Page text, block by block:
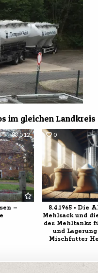
im gleichen
512
–
0
8.4.1965 • Die
Mehlsack und
des Mehltanks
und
Mischfutter